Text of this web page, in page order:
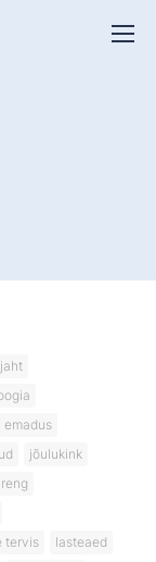
emadus
jõulukink
tervis
lasteaed